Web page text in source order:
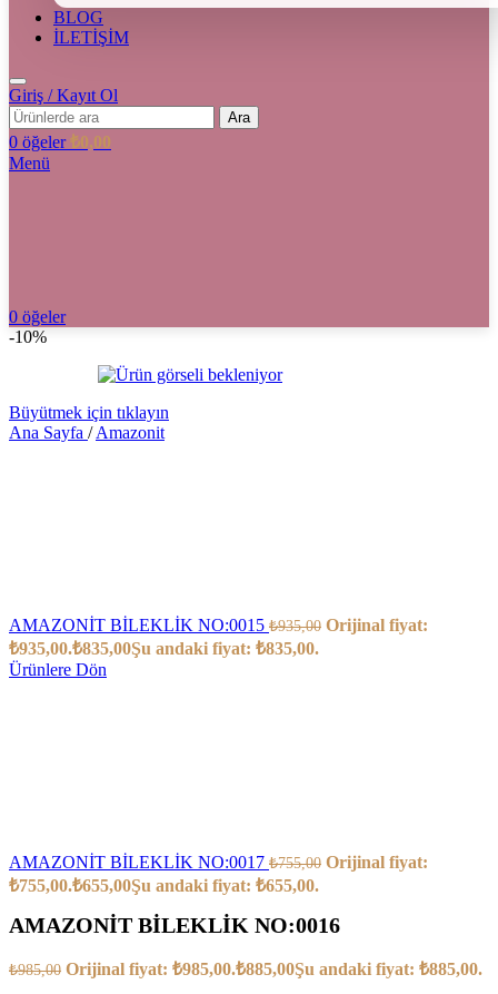
BLOG
İLETİŞİM
Giriş / Kayıt Ol
Ara
0 öğeler ₺0,00
Menü
0 öğeler
-10%
Büyütmek için tıklayın
Ana Sayfa / Amazonit
AMAZONİT BİLEKLİK NO:0015 ₺935,00 Orijinal fiyat:
₺935,00.₺835,00Şu andaki fiyat: ₺835,00.
Ürünlere Dön
AMAZONİT BİLEKLİK NO:0017 ₺755,00 Orijinal fiyat:
₺755,00.₺655,00Şu andaki fiyat: ₺655,00.
AMAZONİT BİLEKLİK NO:0016
₺985,00 Orijinal fiyat: ₺985,00.₺885,00Şu andaki fiyat: ₺885,00.